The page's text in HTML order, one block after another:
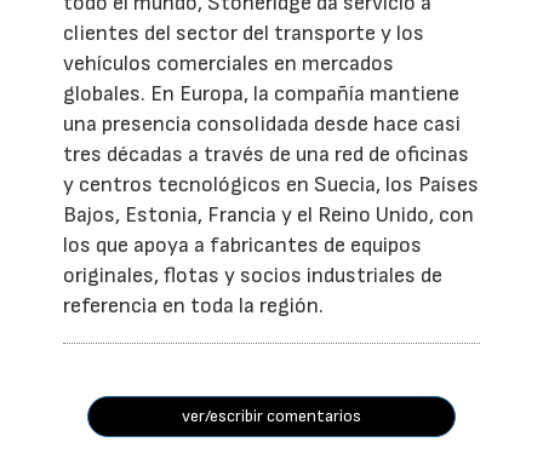
clientes del sector del transporte y los
vehículos comerciales en mercados
globales. En Europa, la compañía mantiene
una presencia consolidada desde hace casi
tres décadas a través de una red de oficinas
y centros tecnológicos en Suecia, los Países
Bajos, Estonia, Francia y el Reino Unido, con
los que apoya a fabricantes de equipos
originales, flotas y socios industriales de
referencia en toda la región.
ver/escribir comentarios